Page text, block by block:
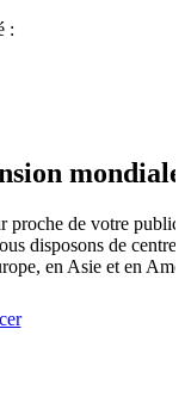
:
proche de votre
disposons de
en Asie et en